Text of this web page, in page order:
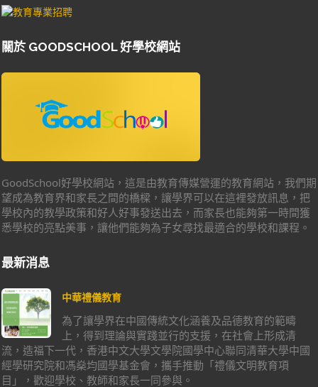
關於 GOODSCHOOL 好學校網站
GoodSchool好學校網站，這是由教育傳媒營運的教育網站，我們期
望成為教育界和家長之間的橋樑，讓學界可以在這裡發放訊息，把
學校內的教學政策和好人好事發送出去，而家長也能夠第一時間獲
悉學校的亮點美事，讓他們能夠為子女尋找最適合的學校和課程。
最新消息
中華禮儀教育
為了讓學界在中國傳統文化涵養及品德教育的範疇
上，得到理論與實踐並行的支援，在社會上形成清
流，造福下一代，香港中文大學文學院國學中心聯同清華大學中國
經學研究院和馮燊均國學基金會，攜手推動「禮儀文明教育項
目」，歡迎學校、教師和家長一同參與。